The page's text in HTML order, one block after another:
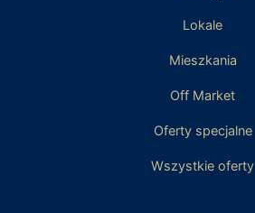
Lokale
Mieszkania
Off Market
Oferty specjalne
Wszystkie oferty